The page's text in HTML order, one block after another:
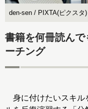
den-sen / PIXTA(ピクスタ)
書籍を何冊読んで
ーチング
身に付けたいスキル